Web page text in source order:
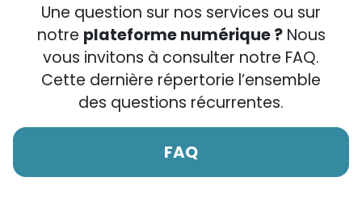
Une question sur nos services ou sur
notre plateforme numérique ?Nous
vous invitons à consulter notre FAQ.
Cette dernière répertorie l’ensemble
des questions récurrentes.
FAQ